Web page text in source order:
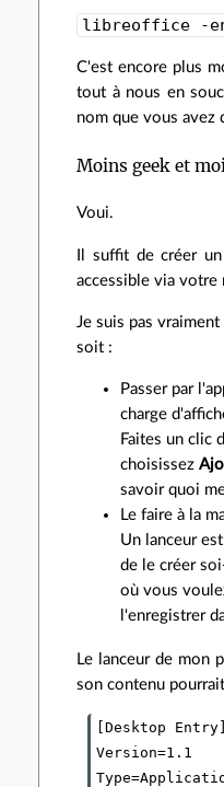
libreoffice -
C'est encore plus
tout à nous en
nom que vous avez
Moins geek et
Voui.
Il suffit de créer
accessible via votre
Je suis pas
soit :
Passer par
charge
Faites un clic
choisissez
savoir quoi
Le faire à la
Un lanceur
de le créer
où vous
l'enregistrer
Le lanceur de mon
son contenu
[Desktop Entry]
Version=1.1